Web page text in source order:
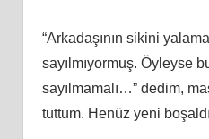
“Arkadaşının sikini
sayılmıyormuş. Öyleyse
sayılmamalı…” dedim,
tuttum. Henüz yeni